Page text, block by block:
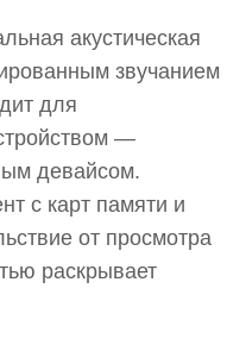
акустическая
звучанием
для
—
девайсом.
с карт памяти и
от просмотра
раскрывает